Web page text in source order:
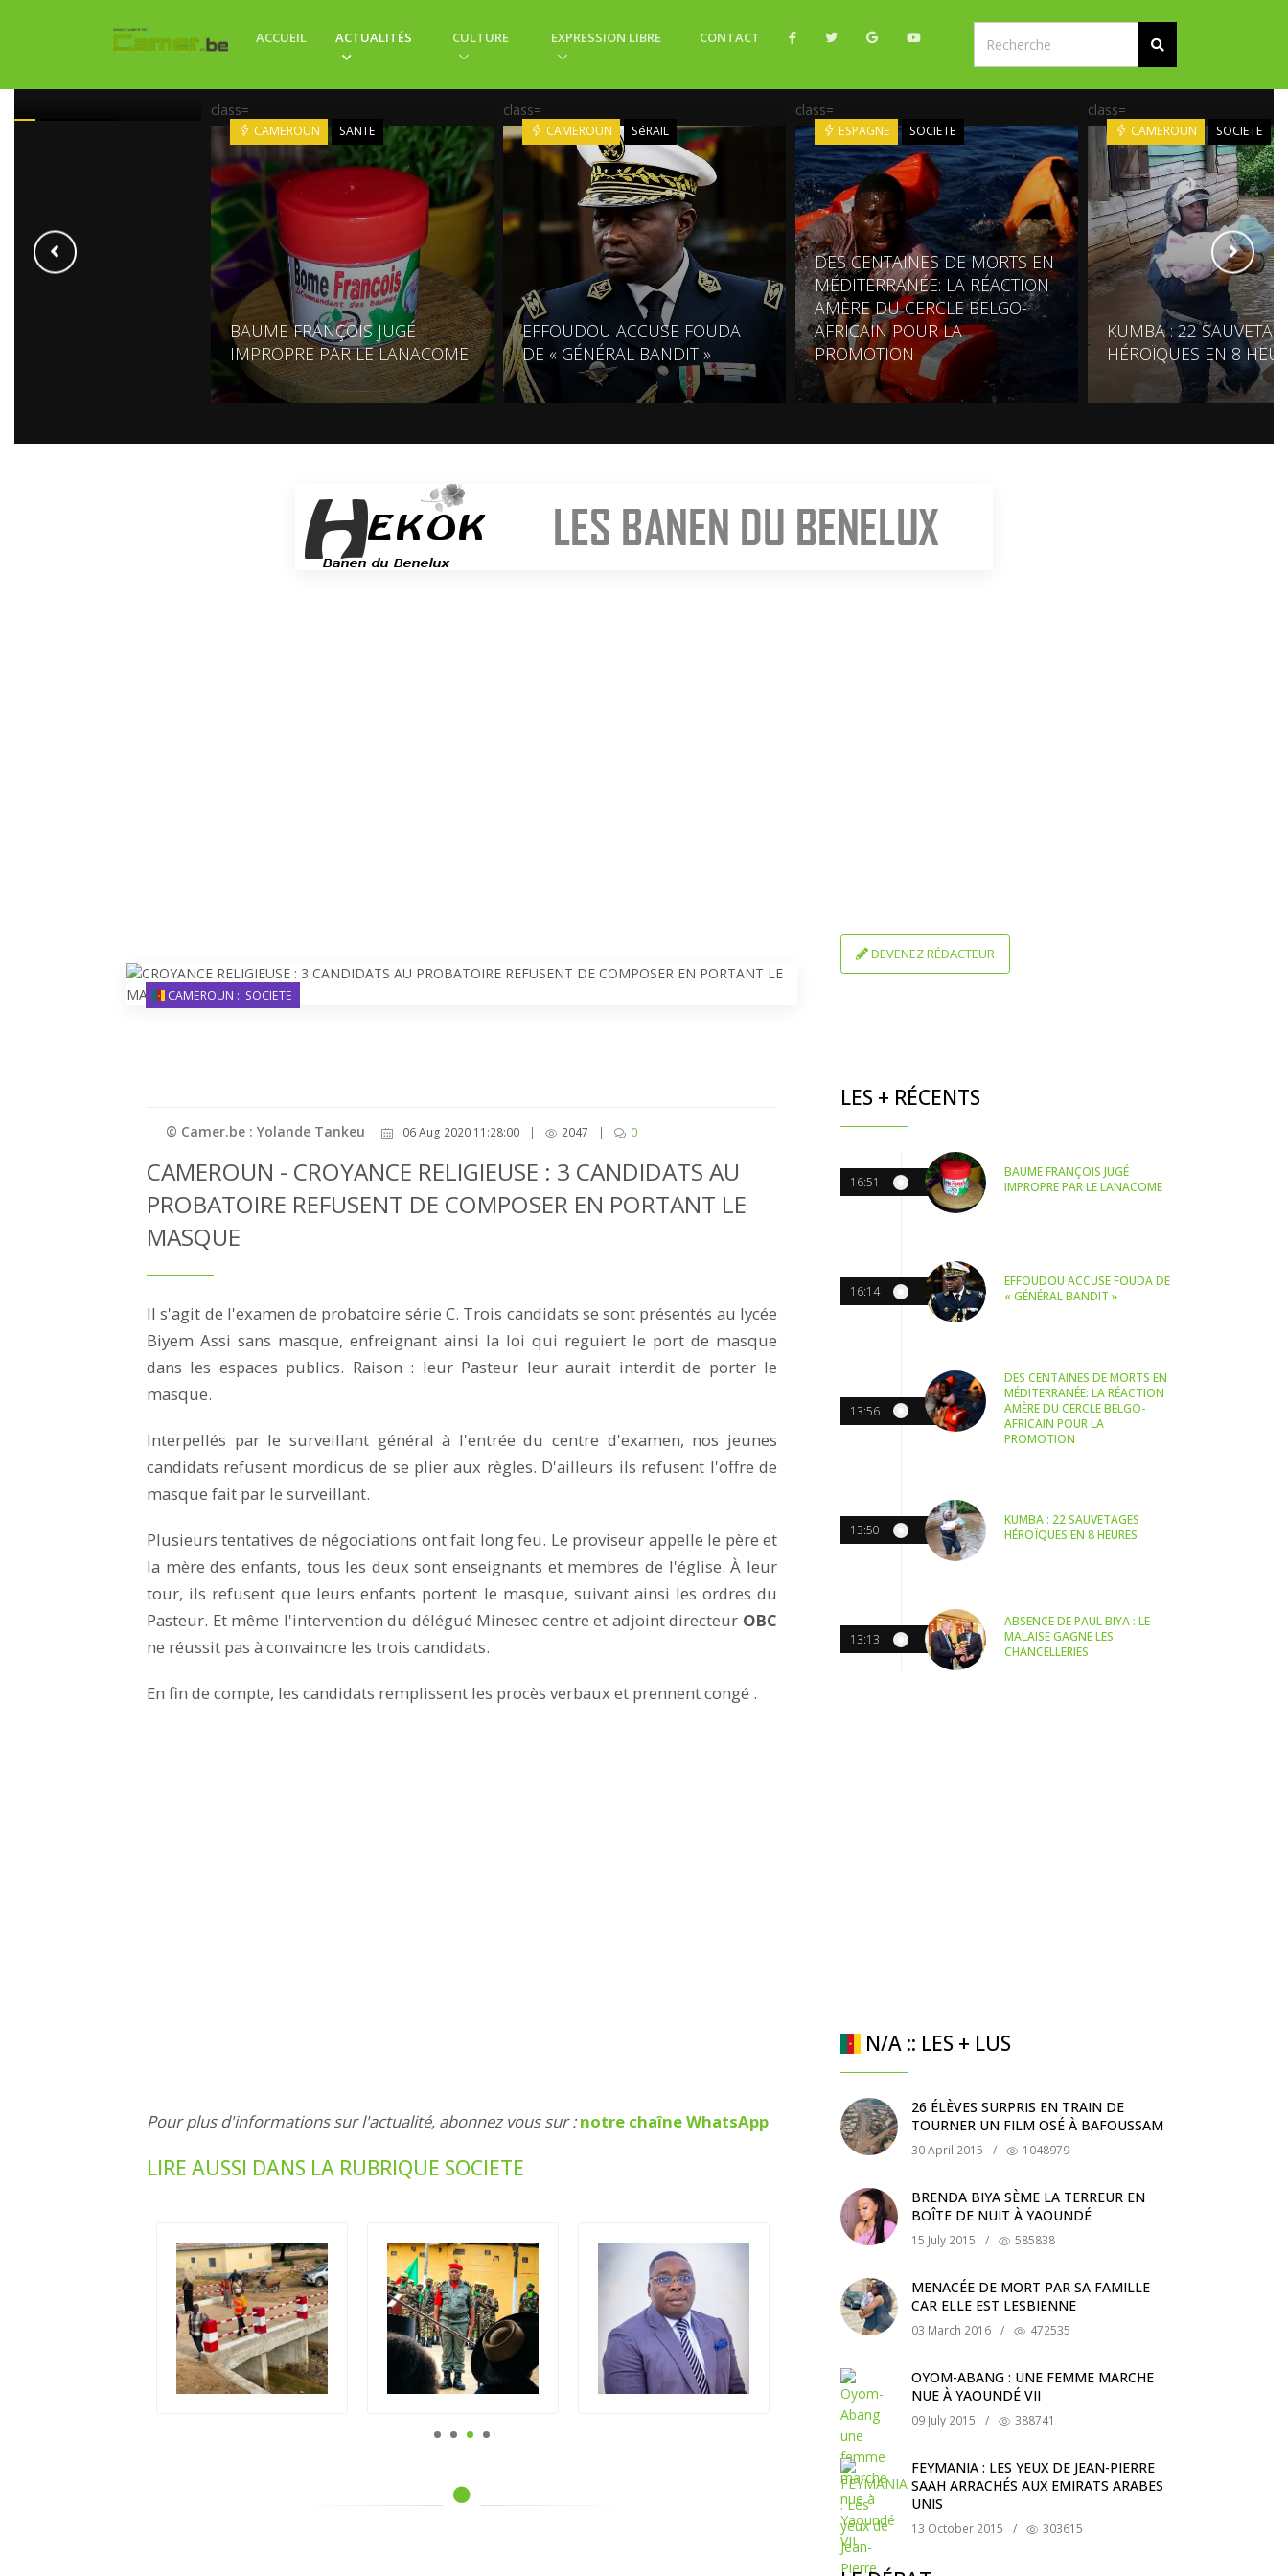
ACCUEIL ACTUALITÉS CULTURE EXPRESSION LIBRE CONTACT
BACK HOME 2026 :
TEND LA
class=
CAMEROUN SANTE
BAUME FRANÇOIS JUGÉ
IMPROPRE PAR LE LANACOME
class=
CAMEROUN SéRAIL
EFFOUDOU ACCUSE FOUDA
DE « GÉNÉRAL BANDIT »
class=
ESPAGNE SOCIETE
DES CENTAINES DE MORTS EN
MÉDITERRANÉE: LA RÉACTION
AMÈRE DU CERCLE BELGO-
AFRICAIN POUR LA
PROMOTION
class=
CAMEROUN SOCIETE
KUMBA : 22
HÉROÏQUES EN 8
CAMEROUN :: SOCIETE
© Camer.be : Yolande Tankeu 06 Aug 2020 11:28:00 | 2047 | 0
CAMEROUN - CROYANCE RELIGIEUSE : 3 CANDIDATS AU
PROBATOIRE REFUSENT DE COMPOSER EN PORTANT LE
MASQUE
Il s'agit de l'examen de probatoire série C. Trois candidats se sont présentés au lycée
Biyem Assi sans masque, enfreignant ainsi la loi qui reguiert le port de masque
dans les espaces publics. Raison : leur Pasteur leur aurait interdit de porter le
masque.
Interpellés par le surveillant général à l'entrée du centre d'examen, nos jeunes
candidats refusent mordicus de se plier aux règles. D'ailleurs ils refusent l'offre de
masque fait par le surveillant.
Plusieurs tentatives de négociations ont fait long feu. Le proviseur appelle le père et
la mère des enfants, tous les deux sont enseignants et membres de l'église. À leur
tour, ils refusent que leurs enfants portent le masque, suivant ainsi les ordres du
Pasteur. Et même l'intervention du délégué Minesec centre et adjoint directeur OBC
ne réussit pas à convaincre les trois candidats.
En fin de compte, les candidats remplissent les procès verbaux et prennent congé .
Pour plus d'informations sur l'actualité, abonnez vous sur :notre chaîne WhatsApp
LIRE AUSSI DANS LA RUBRIQUE SOCIETE
DEVENEZ RÉDACTEUR
LES + RÉCENTS
16:51
BAUME FRANÇOIS JUGÉ
IMPROPRE PAR LE LANACOME
16:14
EFFOUDOU ACCUSE FOUDA DE
« GÉNÉRAL BANDIT »
13:56
DES CENTAINES DE MORTS EN
MÉDITERRANÉE: LA RÉACTION
AMÈRE DU CERCLE BELGO-
AFRICAIN POUR LA
PROMOTION
13:50
KUMBA : 22 SAUVETAGES
HÉROÏQUES EN 8 HEURES
13:13
ABSENCE DE PAUL BIYA : LE
MALAISE GAGNE LES
CHANCELLERIES
N/A :: LES + LUS
26 ÉLÈVES SURPRIS EN TRAIN DE
TOURNER UN FILM OSÉ À BAFOUSSAM
30 April 2015 / 1048979
BRENDA BIYA SÈME LA TERREUR EN
BOÎTE DE NUIT À YAOUNDÉ
15 July 2015 / 585838
MENACÉE DE MORT PAR SA FAMILLE
CAR ELLE EST LESBIENNE
03 March 2016 / 472535
OYOM-ABANG : UNE FEMME MARCHE
NUE À YAOUNDÉ VII
09 July 2015 / 388741
FEYMANIA : LES YEUX DE JEAN-PIERRE
SAAH ARRACHÉS AUX EMIRATS ARABES
UNIS
13 October 2015 / 303615